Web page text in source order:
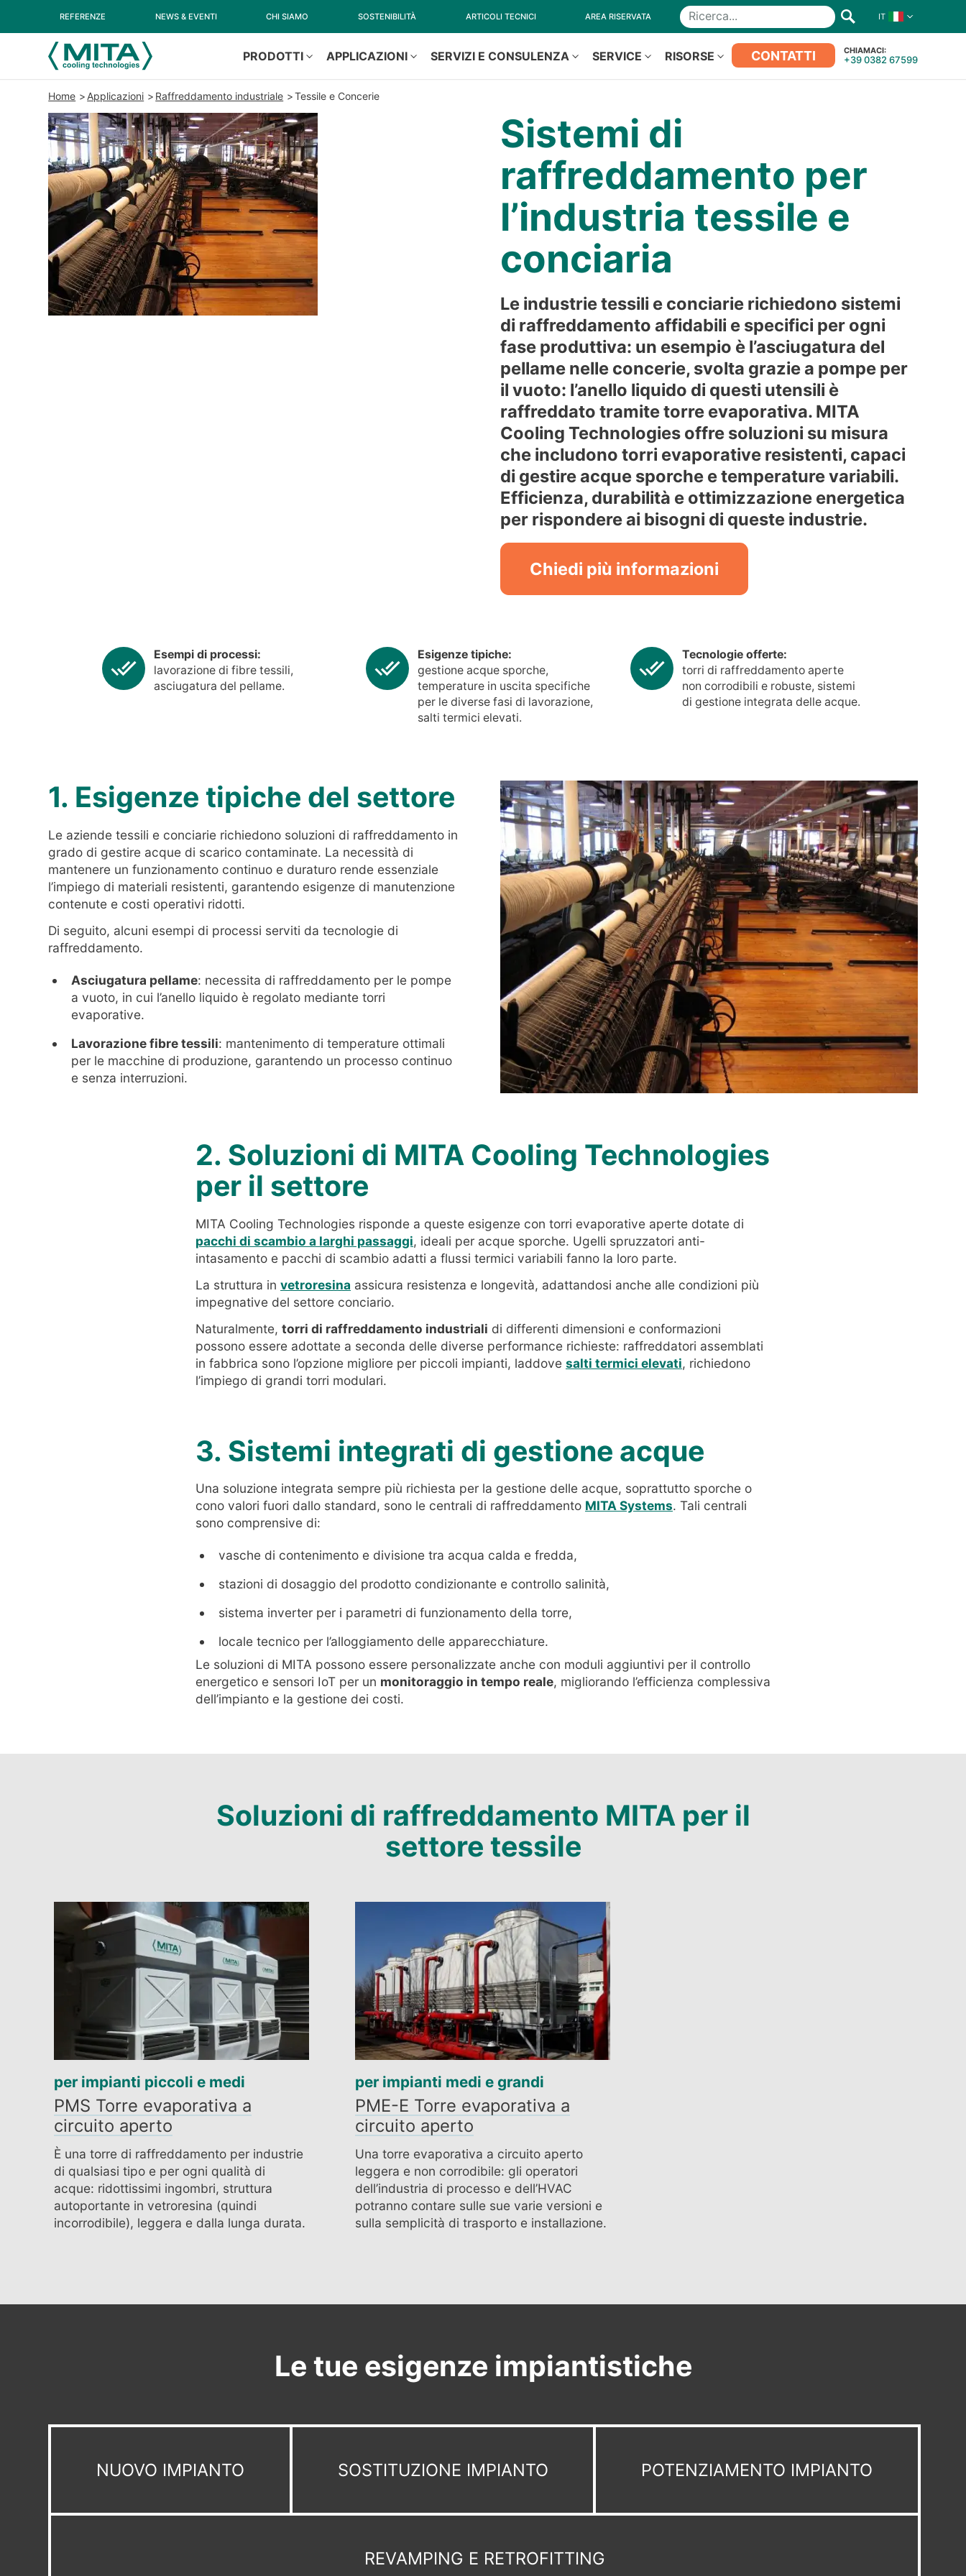
REFERENZE NEWS & EVENTI CHI SIAMO SOSTENIBILITÀ ARTICOLI TECNICI AREA RISERVATA Ricerca IT
PRODOTTI APPLICAZIONI SERVIZI E CONSULENZA SERVICE RISORSE CONTATTI CHIAMACI:
+39 0382 67599
Home Applicazioni Raffreddamento industriale Tessile e Concerie
Sistemi di
raffreddamento per
l’industria tessile e
conciaria
Le industrie tessili e conciarie richiedono sistemi
di raffreddamento affidabili e specifici per ogni
fase produttiva: un esempio è l’asciugatura del
pellame nelle concerie, svolta grazie a pompe per
il vuoto: l’anello liquido di questi utensili è
raffreddato tramite torre evaporativa. MITA
Cooling Technologies offre soluzioni su misura
che includono torri evaporative resistenti, capaci
di gestire acque sporche e temperature variabili.
Efficienza, durabilità e ottimizzazione energetica
per rispondere ai bisogni di queste industrie.
Chiedi più informazioni
Esempi di processi:
lavorazione di fibre tessili,
asciugatura del pellame.
Esigenze tipiche:
gestione acque sporche,
temperature in uscita specifiche
per le diverse fasi di lavorazione,
salti termici elevati.
Tecnologie offerte:
torri di raffreddamento aperte
non corrodibili e robuste, sistemi
di gestione integrata delle acque.
1. Esigenze tipiche del settore
Le aziende tessili e conciarie richiedono soluzioni di raffreddamento in
grado di gestire acque di scarico contaminate. La necessità di
mantenere un funzionamento continuo e duraturo rende essenziale
l’impiego di materiali resistenti, garantendo esigenze di manutenzione
contenute e costi operativi ridotti.
Di seguito, alcuni esempi di processi serviti da tecnologie di
raffreddamento.
Asciugatura pellame: necessita di raffreddamento per le pompe
a vuoto, in cui l’anello liquido è regolato mediante torri
evaporative.
Lavorazione fibre tessili: mantenimento di temperature ottimali
per le macchine di produzione, garantendo un processo continuo
e senza interruzioni.
2. Soluzioni di MITA Cooling Technologies
per il settore
MITA Cooling Technologies risponde a queste esigenze con torri evaporative aperte dotate di
pacchi di scambio a larghi passaggi, ideali per acque sporche. Ugelli spruzzatori anti-
intasamento e pacchi di scambio adatti a flussi termici variabili fanno la loro parte.
La struttura in vetroresina assicura resistenza e longevità, adattandosi anche alle condizioni più
impegnative del settore conciario.
Naturalmente, torri di raffreddamento industriali di differenti dimensioni e conformazioni
possono essere adottate a seconda delle diverse performance richieste: raffreddatori assemblati
in fabbrica sono l’opzione migliore per piccoli impianti, laddove salti termici elevati, richiedono
l’impiego di grandi torri modulari.
3. Sistemi integrati di gestione acque
Una soluzione integrata sempre più richiesta per la gestione delle acque, soprattutto sporche o
cono valori fuori dallo standard, sono le centrali di raffreddamento MITA Systems. Tali centrali
sono comprensive di:
vasche di contenimento e divisione tra acqua calda e fredda,
stazioni di dosaggio del prodotto condizionante e controllo salinità,
sistema inverter per i parametri di funzionamento della torre,
locale tecnico per l’alloggiamento delle apparecchiature.
Le soluzioni di MITA possono essere personalizzate anche con moduli aggiuntivi per il controllo
energetico e sensori IoT per un monitoraggio in tempo reale, migliorando l’efficienza complessiva
dell’impianto e la gestione dei costi.
Soluzioni di raffreddamento MITA per il
settore tessile
per impianti piccoli e medi
PMS Torre evaporativa a
circuito aperto
È una torre di raffreddamento per industrie
di qualsiasi tipo e per ogni qualità di
acque: ridottissimi ingombri, struttura
autoportante in vetroresina (quindi
incorrodibile), leggera e dalla lunga durata.
per impianti medi e grandi
PME-E Torre evaporativa a
circuito aperto
Una torre evaporativa a circuito aperto
leggera e non corrodibile: gli operatori
dell’industria di processo e dell’HVAC
potranno contare sulle sue varie versioni e
sulla semplicità di trasporto e installazione.
Le tue esigenze impiantistiche
NUOVO IMPIANTO SOSTITUZIONE IMPIANTO POTENZIAMENTO IMPIANTO
REVAMPING E RETROFITTING